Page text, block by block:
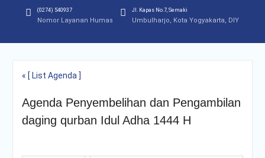
(0274) 540937
Nomor Layanan Humas
Jl. Kapas No.7, Semaki
Umbulharjo, Kota Yogyakarta, DIY
« [ List Agenda ]
Agenda Penyembelihan dan Pengambilan
daging qurban Idul Adha 1444 H